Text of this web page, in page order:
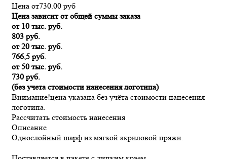
Цена от730.00 руб
Цена зависит от общей суммы заказа
от 10 тыс. руб.
803 руб.
от 20 тыс. руб.
766,5 руб.
от 50 тыс. руб.
730 руб.
(без учета стоимости нанесения логотипа)
Внимание!цена указана без учёта стоимости нанесения
логотипа.
Рассчитать стоимость нанесения
Описание
Однослойный шарф из мягкой акриловой пряжи.